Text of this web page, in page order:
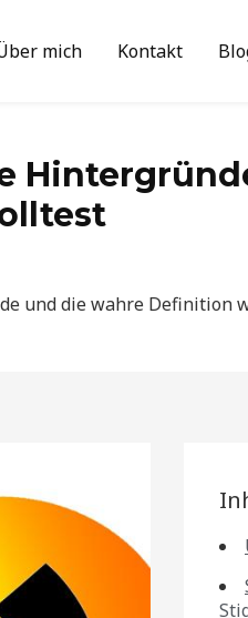
mich Kontakt
und die wahre Definition